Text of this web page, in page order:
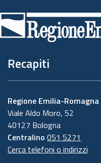
di
pagina
Recapiti
Regione Emilia-Romagna
Viale Aldo Moro, 52
40127 Bologna
Centralino 051 5271
Cerca telefoni o indirizzi